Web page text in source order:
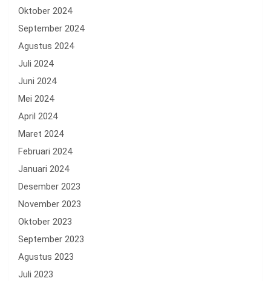
Oktober 2024
September 2024
Agustus 2024
Juli 2024
Juni 2024
Mei 2024
April 2024
Maret 2024
Februari 2024
Januari 2024
Desember 2023
November 2023
Oktober 2023
September 2023
Agustus 2023
Juli 2023